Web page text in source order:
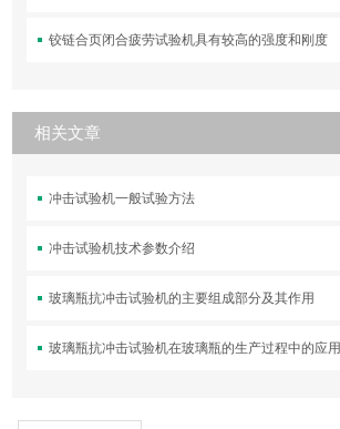
铰链合页闭合疲劳试验机具有较高的强度和刚度
相关文章
冲击试验机一般试验方法
冲击试验机技术参数介绍
玻璃瓶抗冲击试验机的主要组成部分及其作用
玻璃瓶抗冲击试验机在玻璃瓶的生产过程中的应用